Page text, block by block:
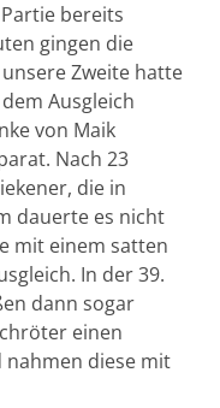
bereits
gingen die
Zweite hatte
Ausgleich
von Maik
Nach 23
die in
dauerte es nicht
mit einem satten
In der 39.
dann sogar
einen
nahmen diese mit